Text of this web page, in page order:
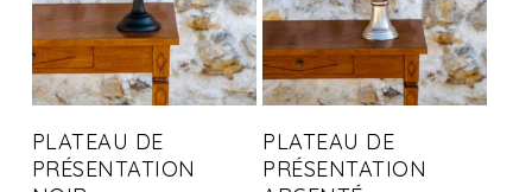
PLATEAU DE
PRÉSENTATION
PLATEAU DE
PRÉSENTATION